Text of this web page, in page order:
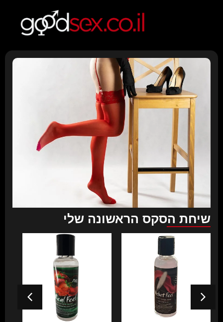
שיחת הסקס הראשונה שלי